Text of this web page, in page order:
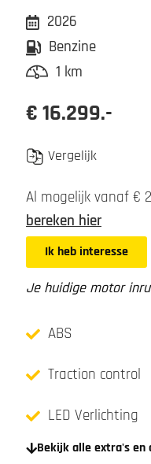
2026
Benzine
1 km
€ 16.299.-
Vergelijk
Al mogelijk vanaf €
bereken hier
Ik heb interesse
Je huidige motor
ABS
Traction control
LED Verlichting
Bekijk alle extra's en